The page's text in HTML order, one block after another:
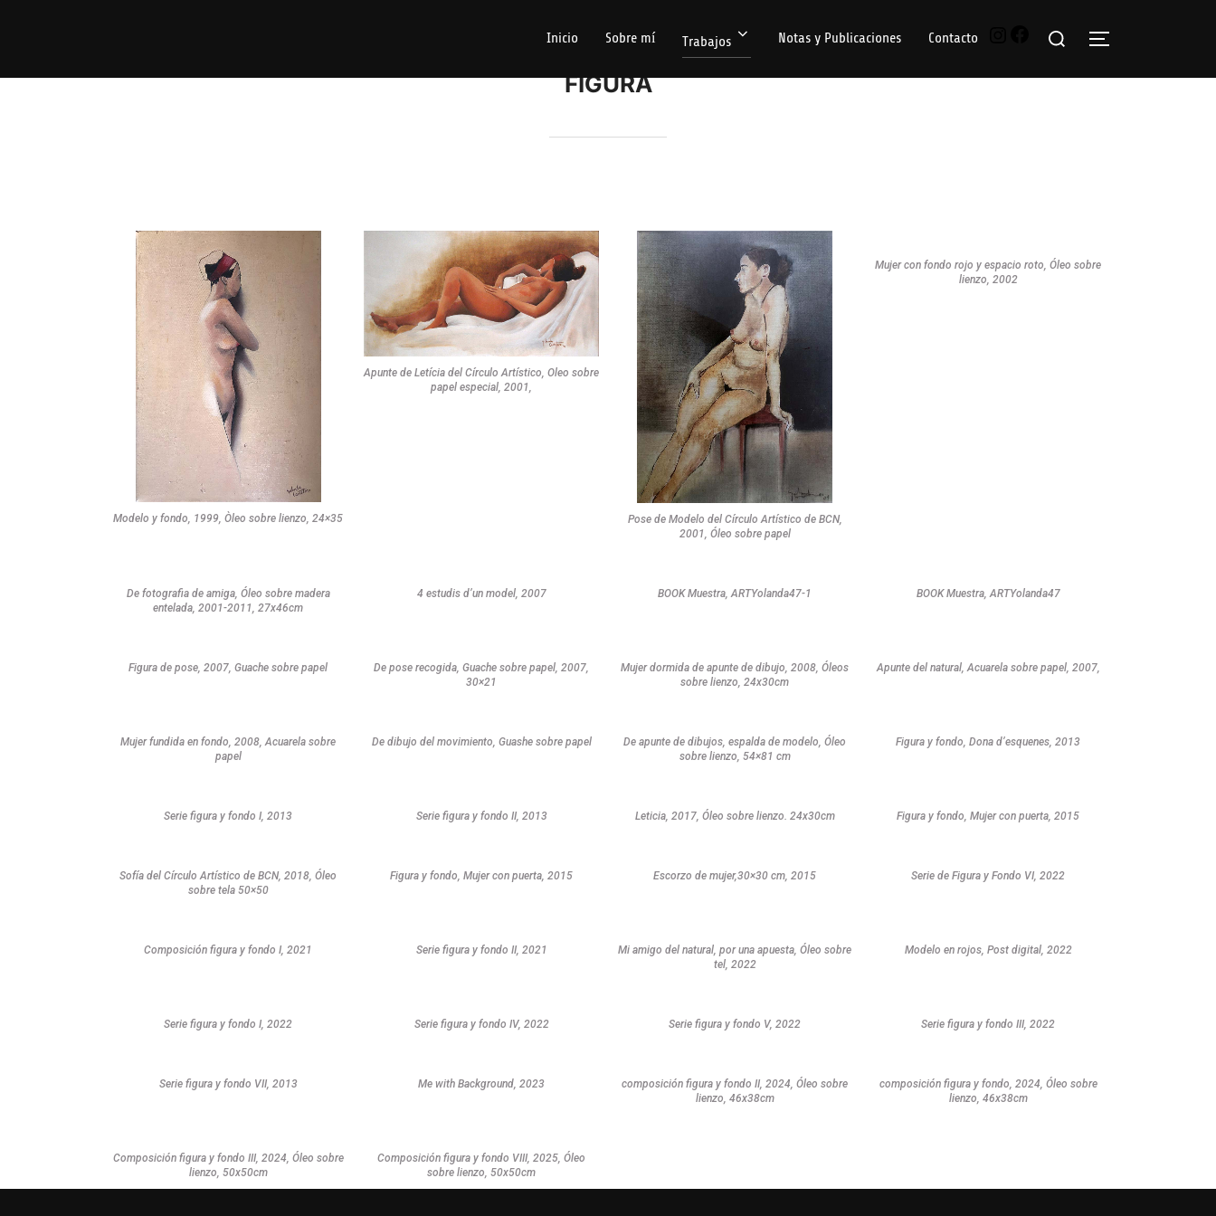
Inicio Sobre mí Trabajos Notas y Publicaciones Contacto
FIGURA
Modelo y fondo, 1999, Òleo sobre lienzo, 24×35
Apunte de Letícia del Círculo Artístico, Oleo sobre
papel especial, 2001,
Pose de Modelo del Círculo Artístico de BCN,
2001, Óleo sobre papel
Mujer con fondo rojo y espacio roto, Óleo sobre
lienzo, 2002
De fotografia de amiga, Óleo sobre madera
entelada, 2001-2011, 27x46cm
4 estudis d’un model, 2007 BOOK Muestra, ARTYolanda47-1 BOOK Muestra, ARTYolanda47
Figura de pose, 2007, Guache sobre papel
De pose recogida, Guache sobre papel, 2007,
30×21
Mujer dormida de apunte de dibujo, 2008, Óleos
sobre lienzo, 24x30cm
Apunte del natural, Acuarela sobre papel, 2007,
Mujer fundida en fondo, 2008, Acuarela sobre
papel
De dibujo del movimiento, Guashe sobre papel
De apunte de dibujos, espalda de modelo, Óleo
sobre lienzo, 54×81 cm
Figura y fondo, Dona d’esquenes, 2013
Serie figura y fondo I, 2013 Serie figura y fondo II, 2013 Leticia, 2017, Óleo sobre lienzo. 24x30cm Figura y fondo, Mujer con puerta, 2015
Sofía del Círculo Artístico de BCN, 2018, Óleo
sobre tela 50×50
Figura y fondo, Mujer con puerta, 2015 Escorzo de mujer,30×30 cm, 2015 Serie de Figura y Fondo VI, 2022
Composición figura y fondo I, 2021 Serie figura y fondo II, 2021
Mi amigo del natural, por una apuesta, Óleo sobre
tel, 2022
Modelo en rojos, Post digital, 2022
Serie figura y fondo I, 2022 Serie figura y fondo IV, 2022 Serie figura y fondo V, 2022 Serie figura y fondo III, 2022
Serie figura y fondo VII, 2013 Me with Background, 2023
composición figura y fondo II, 2024, Óleo sobre
lienzo, 46x38cm
composición figura y fondo, 2024, Óleo sobre
lienzo, 46x38cm
Composición figura y fondo III, 2024, Óleo sobre
lienzo, 50x50cm
Composición figura y fondo VIII, 2025, Óleo
sobre lienzo, 50x50cm